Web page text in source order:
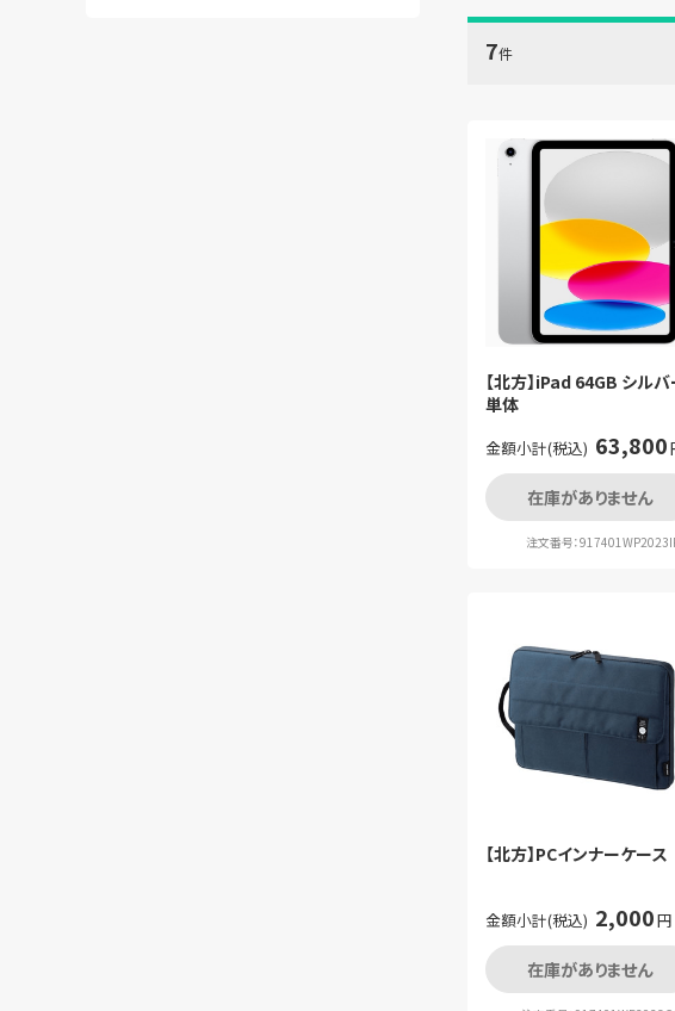
7件
【北方】iPad 64GB シルバ
単体
金額小計(税込) 63,800
在庫がありません
注文番号：
【北方】PCインナーケース
金額小計(税込) 2,000円
在庫がありません